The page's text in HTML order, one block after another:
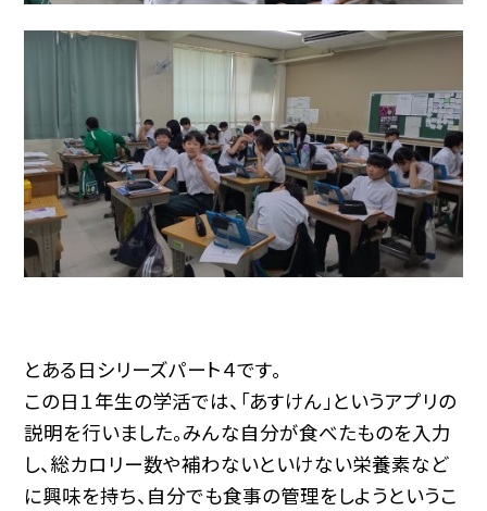
とある日シリーズパート４です。
この日１年生の学活では、「あすけん」というアプリの
説明を行いました。みんな自分が食べたものを入力
し、総カロリー数や補わないといけない栄養素など
に興味を持ち、自分でも食事の管理をしようというこ